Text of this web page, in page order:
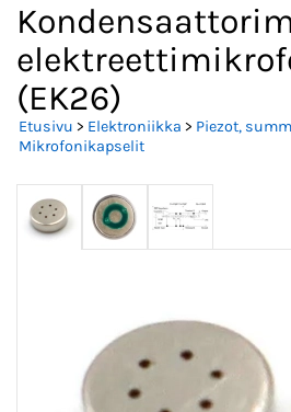
(EK26)
Etusivu > Elektroniikka > Piezot,
Mikrofonikapselit